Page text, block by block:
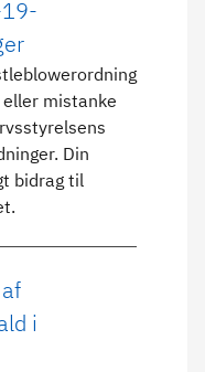
mistanke
Din
bidrag til
i